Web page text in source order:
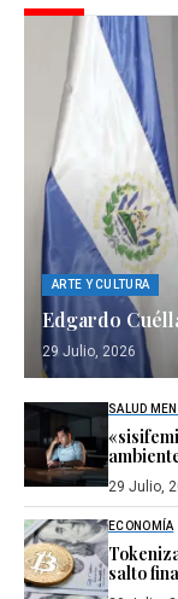
ARTE Y CULTURA
Edgardo
29 Julio, 2026
SALUD
29 Julio,
ECONOMÍA
salto